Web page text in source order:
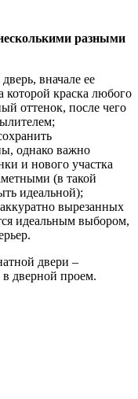
разными
вначале ее
краска любого
оттенок, после чего
однако важно
и нового участка
(в такой
идеальной);
вырезанных
идеальным выбором,
двери –
дверной проем.